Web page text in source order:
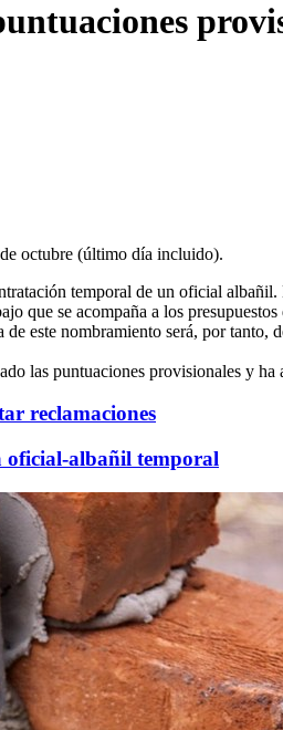
octubre (último día incluido).
temporal de un oficial
que se acompaña a los
este nombramiento será, por tanto,
las puntuaciones provisionales y ha
reclamaciones
oficial-albañil temporal